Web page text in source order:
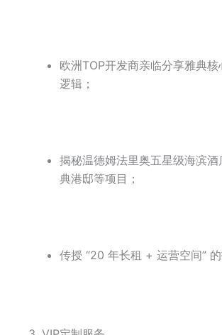
欧洲TOP开发商亲临分享雅典
逻辑；
揭秘温德姆法里奥五星级海滨
典港邸等项目；
传授 “20 年长租 + 运营空间” 的